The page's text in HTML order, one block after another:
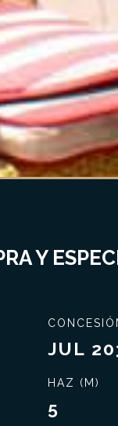
Y
JUL
HAZ (M)
5